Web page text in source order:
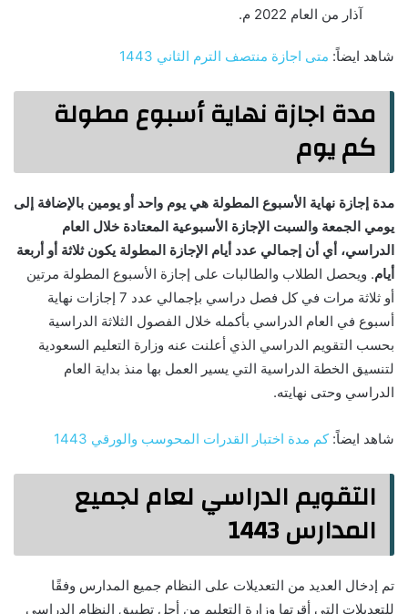
آذار من العام 2022 م.
شاهد ايضاً: متى اجازة منتصف الترم الثاني 1443
مدة اجازة نهاية أسبوع مطولة
كم يوم
مدة إجازة نهاية الأسبوع المطولة هي يوم واحد أو يومين بالإضافة إلى
يومي الجمعة والسبت الإجازة الأسبوعية المعتادة خلال العام
الدراسي، أي أن إجمالي عدد أيام الإجازة المطولة يكون ثلاثة أو أربعة
أيام. ويحصل الطلاب والطالبات على إجازة الأسبوع المطولة مرتين
أو ثلاثة مرات في كل فصل دراسي بإجمالي عدد 7 إجازات نهاية
أسبوع في العام الدراسي بأكمله خلال الفصول الثلاثة الدراسية
بحسب التقويم الدراسي الذي أعلنت عنه وزارة التعليم السعودية
لتنسيق الخطة الدراسية التي يسير العمل بها منذ بداية العام
الدراسي وحتى نهايته.
شاهد ايضاً:كم مدة اختبار القدرات المحوسب والورقي 1443
التقويم الدراسي لعام لجميع
المدارس 1443
تم إدخال العديد من التعديلات على النظام جميع المدارس وفقًا
للتعديلات التي أقرتها وزارة التعليم من أجل تطبيق النظام الدراسي